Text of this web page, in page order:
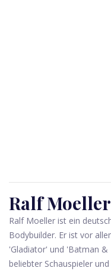
Ralf Moeller
Ralf Moeller ist ein
Bodybuilder. Er ist vor
'Gladiator' und 'Batman &
beliebter Schauspieler